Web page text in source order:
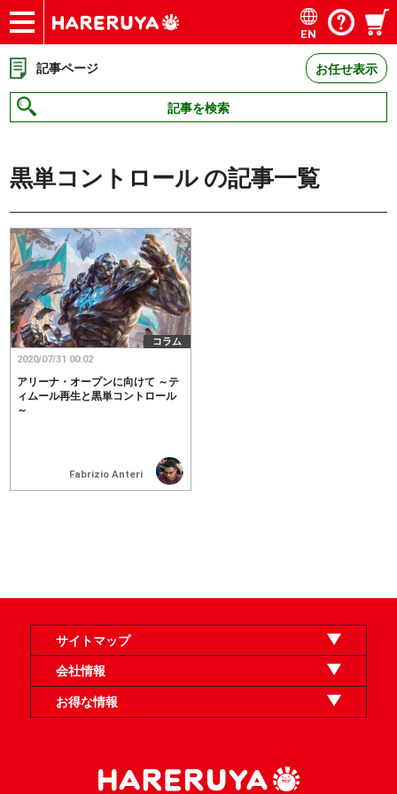
ショップ
買取
記事
デッキ検索
デッキ構築
選手一覧
店舗一覧
イベント
お問い合わせ
EN
記事ページ お任せ表示
記事を検索
黒単コントロール の記事一覧
コラム
Fabrizio Anteri
アリーナ・オープンに向けて ～テ
ィムール再生と黒単コントロール
～
2020/07/31 00:02
サイトマップ
オンラインショップ
買取
記事
選手一覧
デッキ検索
デッキ構築
イベント・大会
店舗のご案内
お問い合わせ
ヘルプ
FAQ
会社情報
利用規約
スタッフ募集
特定商取引法表示
個人情報保護方針
企業情報
お得な情報